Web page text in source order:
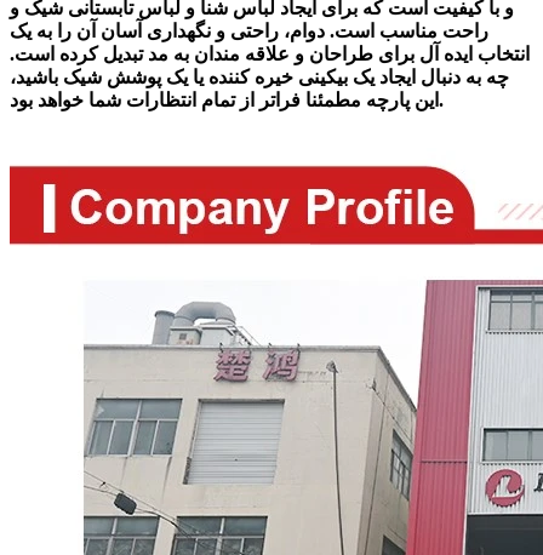
و با کیفیت است که برای ایجاد لباس شنا و لباس تابستانی شیک و
راحت مناسب است. دوام، راحتی و نگهداری آسان آن را به یک
انتخاب ایده آل برای طراحان و علاقه مندان به مد تبدیل کرده است.
چه به دنبال ایجاد یک بیکینی خیره کننده یا یک پوشش شیک باشید،
این پارچه مطمئنا فراتر از تمام انتظارات شما خواهد بود.